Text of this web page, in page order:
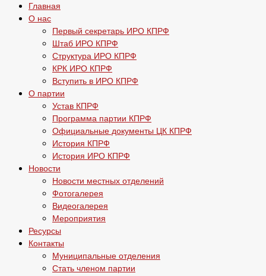
Главная
О нас
Первый секретарь ИРО КПРФ
Штаб ИРО КПРФ
Структура ИРО КПРФ
КРК ИРО КПРФ
Вступить в ИРО КПРФ
О партии
Устав КПРФ
Программа партии КПРФ
Официальные документы ЦК КПРФ
История КПРФ
История ИРО КПРФ
Новости
Новости местных отделений
Фотогалерея
Видеогалерея
Мероприятия
Ресурсы
Контакты
Муниципальные отделения
Стать членом партии